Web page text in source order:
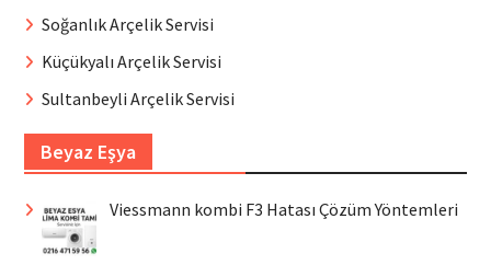
Soğanlık Arçelik Servisi
Küçükyalı Arçelik Servisi
Sultanbeyli Arçelik Servisi
Beyaz Eşya
Viessmann kombi F3 Hatası Çözüm Yöntemleri